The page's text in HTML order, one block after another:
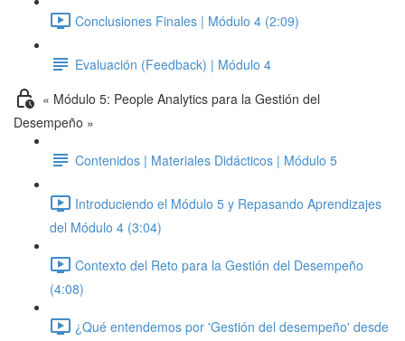
Conclusiones Finales | Módulo 4 (2:09)
Evaluación (Feedback) | Módulo 4
« Módulo 5: People Analytics para la Gestión del
Desempeño »
Contenidos | Materiales Didácticos | Módulo 5
Introduciendo el Módulo 5 y Repasando Aprendizajes
del Módulo 4 (3:04)
Contexto del Reto para la Gestión del Desempeño
(4:08)
¿Qué entendemos por 'Gestión del desempeño' desde